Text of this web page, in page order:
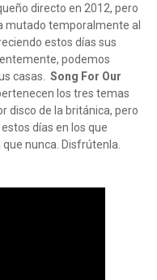
directo en 2012, pero
mutado temporalmente al
estos días sus
podemos
casas. Song For Our
los tres temas
disco de la británica, pero
días en los que
nunca. Disfrútenla.